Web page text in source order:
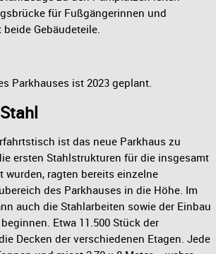
für Fußgängerinnen und
Gebäudeteile.
Parkhauses ist 2023 geplant.
ist das neue Parkhaus zu
ersten Stahlstrukturen für die insgesamt
wurden, ragten bereits einzelne
des Parkhauses in die Höhe. Im
auch die Stahlarbeiten sowie der Einbau
Etwa 11.500 Stück der
Decken der verschiedenen Etagen. Jede